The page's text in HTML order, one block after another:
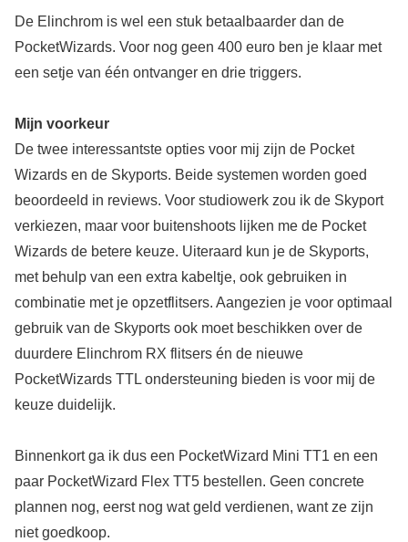
De Elinchrom is wel een stuk betaalbaarder dan de
PocketWizards. Voor nog geen 400 euro ben je klaar met
een setje van één ontvanger en drie triggers.
Mijn voorkeur
De twee interessantste opties voor mij zijn de Pocket
Wizards en de Skyports. Beide systemen worden goed
beoordeeld in reviews. Voor studiowerk zou ik de Skyport
verkiezen, maar voor buitenshoots lijken me de Pocket
Wizards de betere keuze. Uiteraard kun je de Skyports,
met behulp van een extra kabeltje, ook gebruiken in
combinatie met je opzetflitsers. Aangezien je voor optimaal
gebruik van de Skyports ook moet beschikken over de
duurdere Elinchrom RX flitsers én de nieuwe
PocketWizards TTL ondersteuning bieden is voor mij de
keuze duidelijk.
Binnenkort ga ik dus een PocketWizard Mini TT1 en een
paar PocketWizard Flex TT5 bestellen. Geen concrete
plannen nog, eerst nog wat geld verdienen, want ze zijn
niet goedkoop.